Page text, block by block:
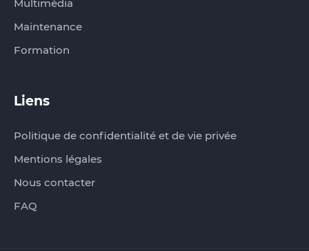
Multimédia
Maintenance
Formation
Liens
Politique de confidentialité et de vie privée
Mentions légales
Nous contacter
FAQ